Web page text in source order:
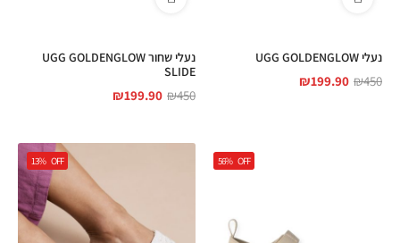
נעלי UGG GOLDENGLOW
₪450
₪199.90
נעלי שחור UGG GOLDENGLOW
SLIDE
₪450
₪199.90
56% OFF
13% OFF